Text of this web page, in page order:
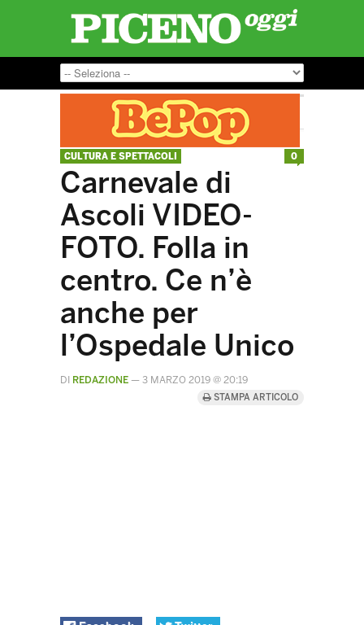
CULTURA E SPETTACOLI
Carnevale di
Ascoli VIDEO-
FOTO. Folla in
centro. Ce n’è
anche per
l’Ospedale Unico
DI REDAZIONE — 3 MARZO 2019 @ 20:19
STAMPA ARTICOLO
0